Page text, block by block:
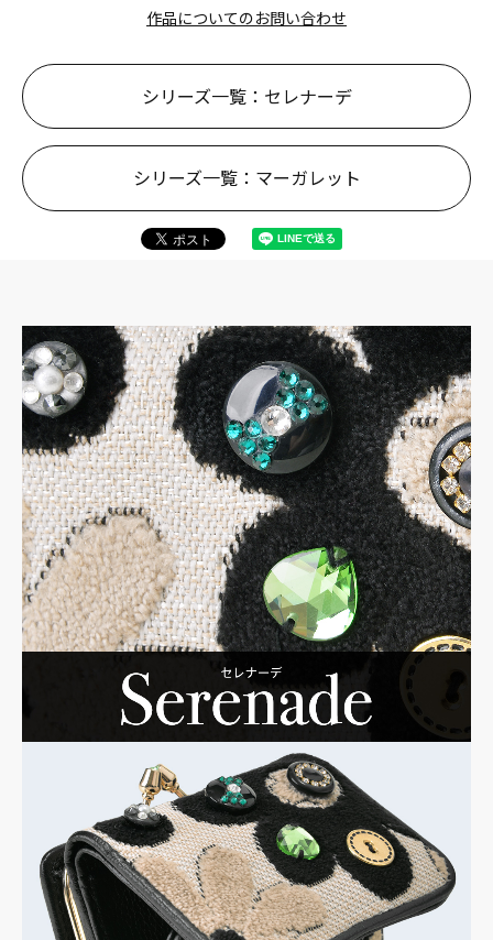
作品についてのお問い合わせ
シリーズ一覧：セレナーデ
シリーズ一覧：マーガレット